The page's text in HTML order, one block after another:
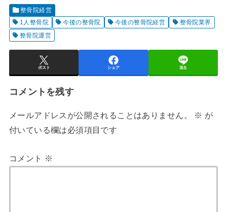
整骨院経営
1人整骨院
今後の整骨院 今後の整骨院経営
整骨院業界
整骨院運営
ポスト シェア 送る
コメントを残す
メールアドレスが公開されることはありません。 ※ が
付いている欄は必須項目です
コメント ※